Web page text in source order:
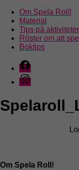
Om Spela Roll!
Material
Tips på aktiviteter
Röster om att
Boktips
Facebook
Instagram
Om Spela Roll!